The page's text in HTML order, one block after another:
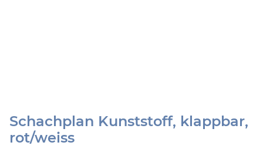
Schachplan Kunststoff, klappbar,
rot/weiss